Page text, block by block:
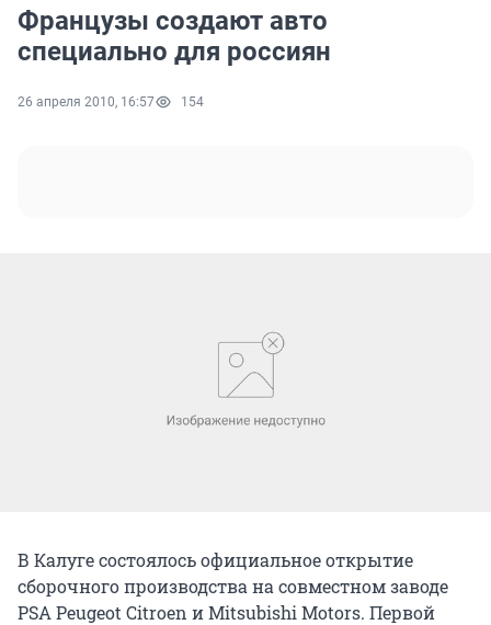
Французы создают авто
специально для россиян
26 апреля 2010, 16:57 154
В Калуге состоялось официальное открытие
сборочного производства на совместном заводе
PSA Peugeot Citroen и Mitsubishi Motors. Первой